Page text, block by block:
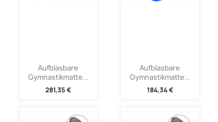
Aufblasbare
Gymnastikmatte...
281,35 €
Aufblasbare
Gymnastikmatte...
184,34 €